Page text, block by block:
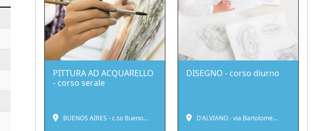
PITTURA AD ACQUARELLO
- corso serale
BUENOS AIRES - c.so Bueno...
DISEGNO - corso diurno
D'ALVIANO - via Bartolome...